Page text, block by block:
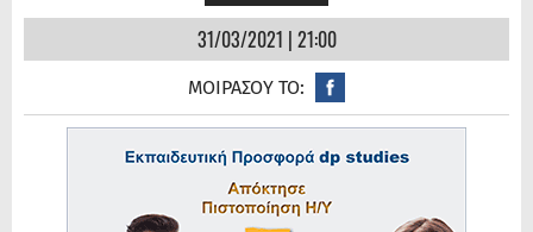
31/03/2021 | 21:00
ΜΟΙΡΑΣΟΥ ΤΟ: